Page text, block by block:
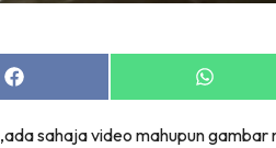
Share
on
Share
on
sahaja video mahupun